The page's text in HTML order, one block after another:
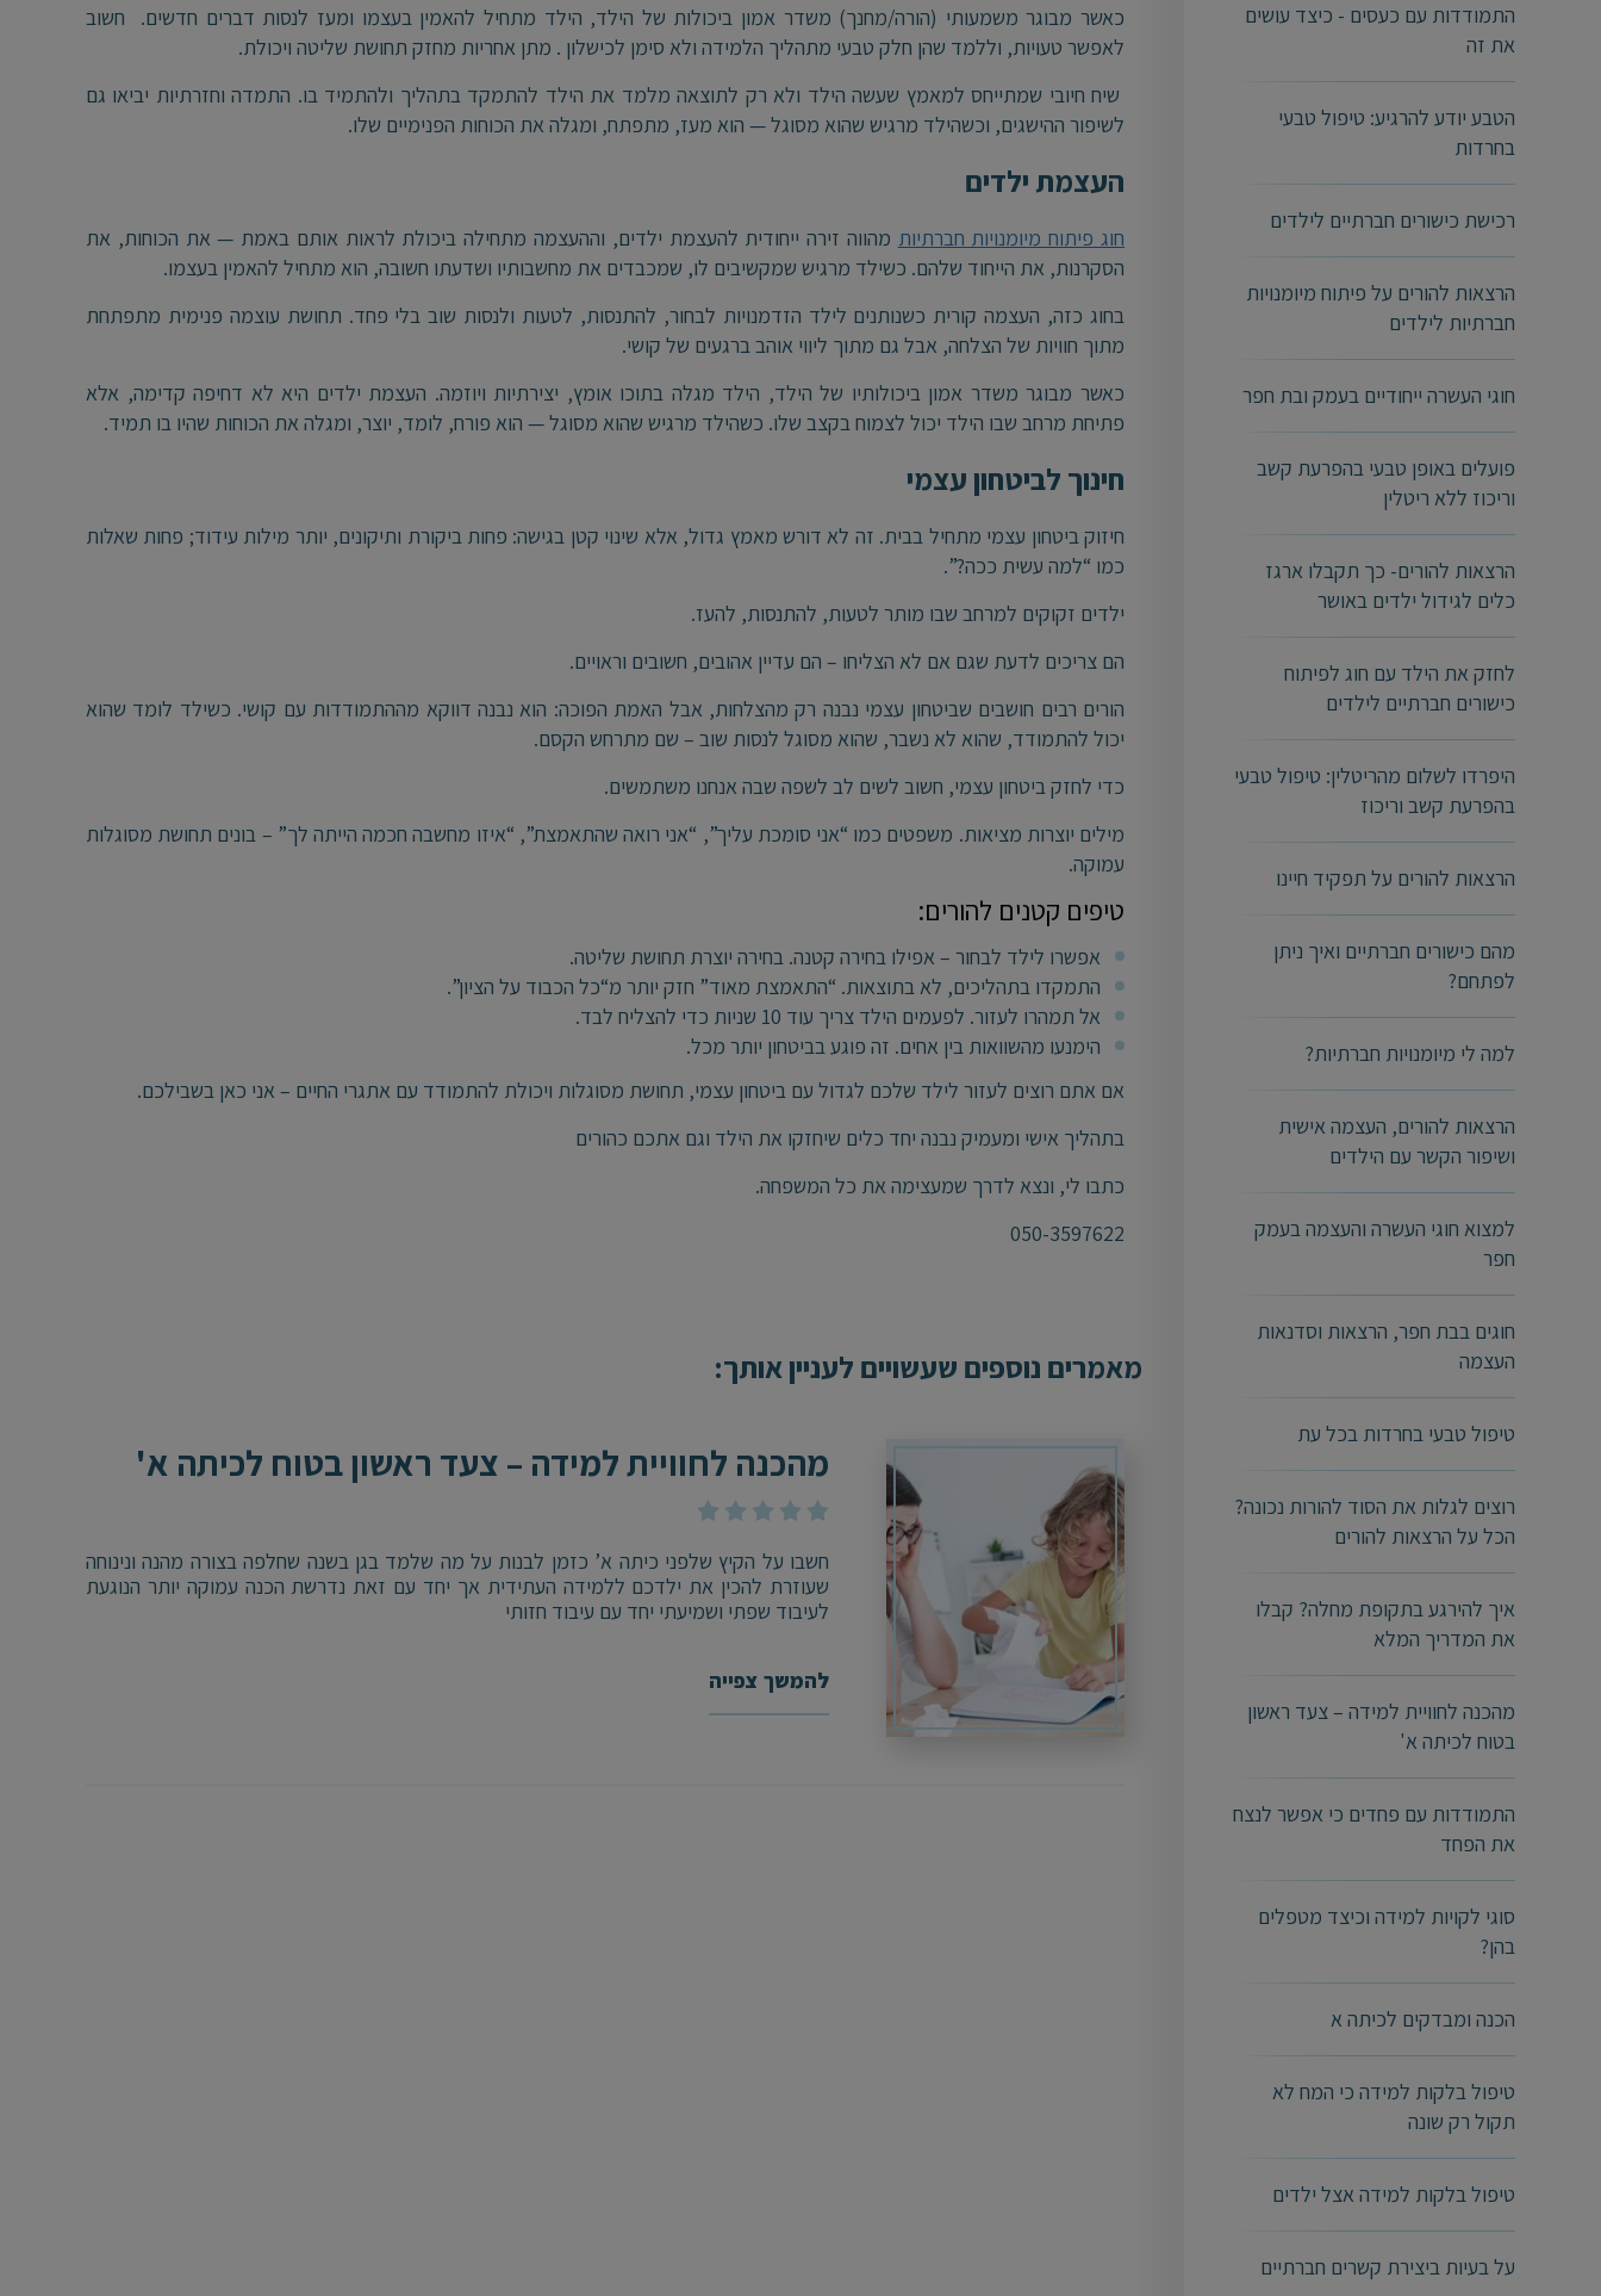
התמודדות עם כעסים - כיצד עושים
את זה
הטבע יודע להרגיע: טיפול טבעי
בחרדות
רכישת כישורים חברתיים לילדים
הרצאות להורים על פיתוח מיומנויות
חברתיות לילדים
חוגי העשרה ייחודיים בעמק ובת חפר
פועלים באופן טבעי בהפרעת קשב
וריכוז ללא ריטלין
הרצאות להורים- כך תקבלו ארגז
כלים לגידול ילדים באושר
לחזק את הילד עם חוג לפיתוח
כישורים חברתיים לילדים
היפרדו לשלום מהריטלין: טיפול טבעי
בהפרעת קשב וריכוז
הרצאות להורים על תפקיד חיינו
מהם כישורים חברתיים ואיך ניתן
לפתחם?
למה לי מיומנויות חברתיות?
הרצאות להורים, העצמה אישית
ושיפור הקשר עם הילדים
למצוא חוגי העשרה והעצמה בעמק
חפר
חוגים בבת חפר, הרצאות וסדנאות
העצמה
טיפול טבעי בחרדות בכל עת
רוצים לגלות את הסוד להורות נכונה?
הכל על הרצאות להורים
איך להירגע בתקופת מחלה? קבלו
את המדריך המלא
מהכנה לחוויית למידה – צעד ראשון
בטוח לכיתה א'
התמודדות עם פחדים כי אפשר לנצח
את הפחד
סוגי לקויות למידה וכיצד מטפלים
בהן?
הכנה ומבדקים לכיתה א
טיפול בלקות למידה כי המח לא
תקול רק שונה
טיפול בלקות למידה אצל ילדים
על בעיות ביצירת קשרים חברתיים
כאשר מבוגר משמעותי (הורה/מחנך) משדר אמון ביכולות של הילד, הילד מתחיל להאמין בעצמו ומעז לנסות דברים חדשים. חשוב
לאפשר טעויות, וללמד שהן חלק טבעי מתהליך הלמידה ולא סימן לכישלון . מתן אחריות מחזק תחושת שליטה ויכולת.
שיח חיובי שמתייחס למאמץ שעשה הילד ולא רק לתוצאה מלמד את הילד להתמקד בתהליך ולהתמיד בו. התמדה וחזרתיות יביאו גם
לשיפור ההישגים, וכשהילד מרגיש שהוא מסוגל — הוא מעז, מתפתח, ומגלה את הכוחות הפנימיים שלו.
העצמת ילדים
חוג פיתוח מיומנויות חברתיות מהווה זירה ייחודית להעצמת ילדים, וההעצמה מתחילה ביכולת לראות אותם באמת — את הכוחות, את
הסקרנות, את הייחוד שלהם. כשילד מרגיש שמקשיבים לו, שמכבדים את מחשבותיו ושדעתו חשובה, הוא מתחיל להאמין בעצמו.
בחוג כזה, העצמה קורית כשנותנים לילד הזדמנויות לבחור, להתנסות, לטעות ולנסות שוב בלי פחד. תחושת עוצמה פנימית מתפתחת
מתוך חוויות של הצלחה, אבל גם מתוך ליווי אוהב ברגעים של קושי.
כאשר מבוגר משדר אמון ביכולותיו של הילד, הילד מגלה בתוכו אומץ, יצירתיות ויוזמה. העצמת ילדים היא לא דחיפה קדימה, אלא
פתיחת מרחב שבו הילד יכול לצמוח בקצב שלו. כשהילד מרגיש שהוא מסוגל — הוא פורח, לומד, יוצר, ומגלה את הכוחות שהיו בו תמיד.
חינוך לביטחון עצמי
חיזוק ביטחון עצמי מתחיל בבית. זה לא דורש מאמץ גדול, אלא שינוי קטן בגישה: פחות ביקורת ותיקונים, יותר מילות עידוד; פחות שאלות
כמו “למה עשית ככה?”.
ילדים זקוקים למרחב שבו מותר לטעות, להתנסות, להעז.
הם צריכים לדעת שגם אם לא הצליחו – הם עדיין אהובים, חשובים וראויים.
הורים רבים חושבים שביטחון עצמי נבנה רק מהצלחות, אבל האמת הפוכה: הוא נבנה דווקא מההתמודדות עם קושי. כשילד לומד שהוא
יכול להתמודד, שהוא לא נשבר, שהוא מסוגל לנסות שוב – שם מתרחש הקסם.
כדי לחזק ביטחון עצמי, חשוב לשים לב לשפה שבה אנחנו משתמשים.
מילים יוצרות מציאות. משפטים כמו “אני סומכת עליך”, “אני רואה שהתאמצת”, “איזו מחשבה חכמה הייתה לך” – בונים תחושת מסוגלות
עמוקה.
טיפים קטנים להורים:
אפשרו לילד לבחור – אפילו בחירה קטנה. בחירה יוצרת תחושת שליטה.
התמקדו בתהליכים, לא בתוצאות. “התאמצת מאוד” חזק יותר מ“כל הכבוד על הציון”.
אל תמהרו לעזור. לפעמים הילד צריך עוד 10 שניות כדי להצליח לבד.
הימנעו מהשוואות בין אחים. זה פוגע בביטחון יותר מכל.
אם אתם רוצים לעזור לילד שלכם לגדול עם ביטחון עצמי, תחושת מסוגלות ויכולת להתמודד עם אתגרי החיים – אני כאן בשבילכם.
בתהליך אישי ומעמיק נבנה יחד כלים שיחזקו את הילד וגם אתכם כהורים
כתבו לי, ונצא לדרך שמעצימה את כל המשפחה.
050-3597622
מאמרים נוספים שעשויים לעניין אותך:
מהכנה לחוויית למידה – צעד ראשון בטוח לכיתה א'
חשבו על הקיץ שלפני כיתה א’ כזמן לבנות על מה שלמד בגן בשנה שחלפה בצורה מהנה ונינוחה
שעוזרת להכין את ילדכם ללמידה העתידית אך יחד עם זאת נדרשת הכנה עמוקה יותר הנוגעת
לעיבוד שפתי ושמיעתי יחד עם עיבוד חזותי
להמשך צפייה